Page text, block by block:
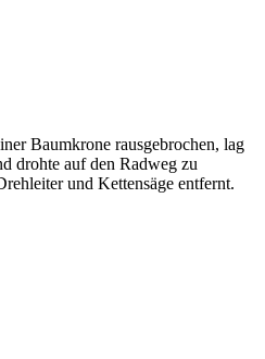
Baumkrone rausgebrochen, lag
drohte auf den Radweg zu
und Kettensäge entfernt.